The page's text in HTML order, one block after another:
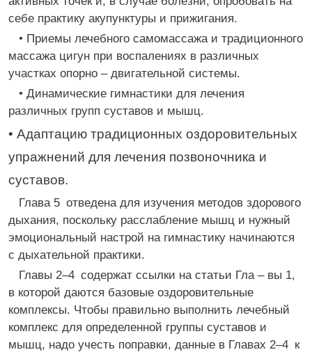
себе практику акупунктуры и прижигания.
• Приемы лечебного самомассажа и традиционного
массажа цигун при воспалениях в различных
участках опорно – двигательной системы.
• Динамические гимнастики для лечения
различных групп суставов и мышц.
• Адаптацию традиционных оздоровительных
упражнений для лечения позвоночника и
суставов.
Глава 5 отведена для изучения методов здорового
дыхания, поскольку расслабление мышц и нужный
эмоциональный настрой на гимнастику начинаются
с дыхательной практики.
Главы 2–4 содержат ссылки на статьи Гла – вы 1,
в которой даются базовые оздоровительные
комплексы. Чтобы правильно выполнить лечебный
комплекс для определенной группы суставов и
мышц, надо учесть поправки, данные в Главах 2–4 к